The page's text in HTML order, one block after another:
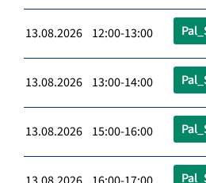
13.08.2026 12:00-13:00
13.08.2026 13:00-14:00
13.08.2026 15:00-16:00